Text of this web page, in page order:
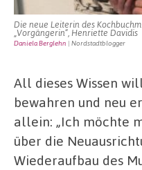
Die neue Leiterin des
„Vorgängerin“, Henriette Davidis
Daniela Berglehn | Nordstadtblogger
All dieses Wissen
bewahren und neu
allein: „Ich möchte
über die
Wiederaufbau des